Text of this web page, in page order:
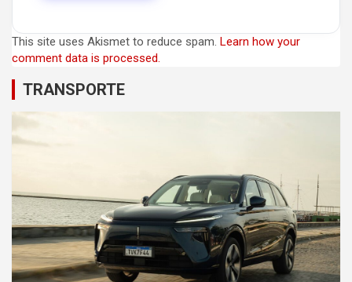
This site uses Akismet to reduce spam. Learn how your
comment data is processed.
TRANSPORTE